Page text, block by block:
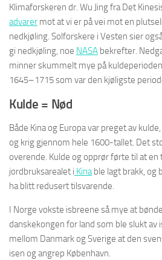
Klimaforskeren dr. Wu Jing fra Det
advarer mot at vi er på vei mot en
nedkjøling. Solforskere i Vesten sier
gi nedkjøling, noe NASA bekrefter.
minner skummelt mye på
1645–1715 som var den kjøligste
Kulde = Nød
Både Kina og Europa var preget av
og krig gjennom hele 1600-tallet. Det
overende. Kulde og opprør førte til at en
jordbruksarealet i Kinable lagt brakk, og
ha blitt redusert tilsvarende.
I Norge vokste isbreene så mye at
danskekongen for land som ble slukt av
mellom Danmark og Sverige at den
isen og angrep København.